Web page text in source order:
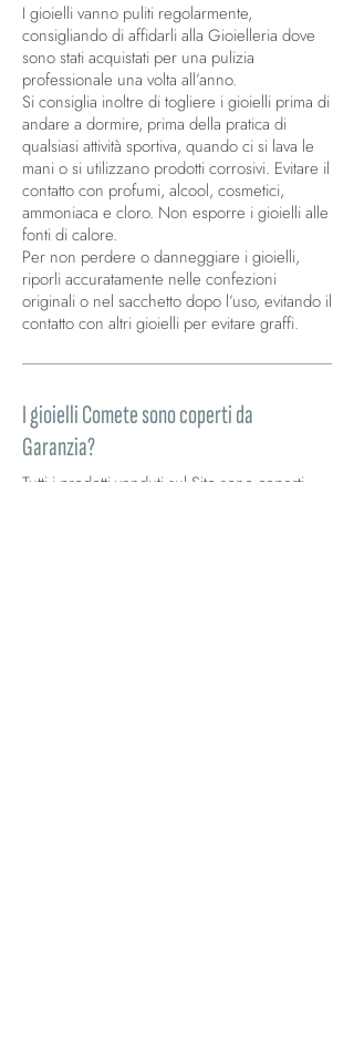
I gioielli vanno puliti regolarmente,
consigliando di affidarli alla Gioielleria dove
sono stati acquistati per una pulizia
professionale una volta all’anno.
Si consiglia inoltre di togliere i gioielli prima di
andare a dormire, prima della pratica di
qualsiasi attività sportiva, quando ci si lava le
mani o si utilizzano prodotti corrosivi. Evitare il
contatto con profumi, alcool, cosmetici,
ammoniaca e cloro. Non esporre i gioielli alle
fonti di calore.
Per non perdere o danneggiare i gioielli,
riporli accuratamente nelle confezioni
originali o nel sacchetto dopo l’uso, evitando il
contatto con altri gioielli per evitare graffi.
I gioielli Comete sono coperti da
Garanzia?
Tutti i prodotti venduti sul Sito sono coperti